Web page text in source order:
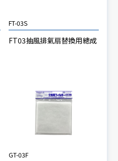
FT-03S
FT03抽風排氣扇替換用總成
GT-03F